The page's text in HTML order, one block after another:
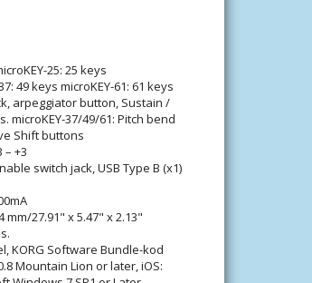
25: 25 keys
49 keys microKEY-61: 61 keys
arpeggiator button, Sustain /
microKEY-37/49/61: Pitch bend
Shift buttons
– +3
switch jack, USB Type B (x1)
mm/27.91" x 5.47" x 2.13"
KORG Software Bundle-kod
Mountain Lion or later, iOS: